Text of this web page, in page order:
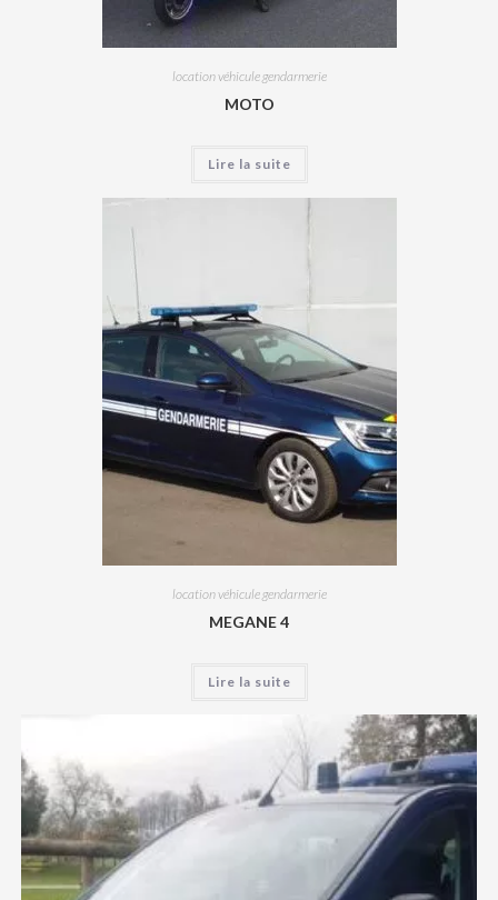
location véhicule gendarmerie
MOTO
Lire la suite
location véhicule gendarmerie
MEGANE 4
Lire la suite